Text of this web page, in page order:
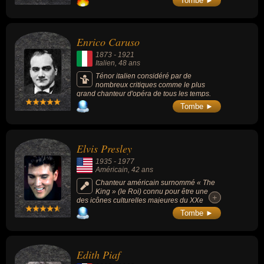
Enrico Caruso
1873 - 1921
Italien, 48 ans
Ténor italien considéré par de
nombreux critiques comme le plus
grand chanteur d'opéra de tous les temps.
Tombe ►
Elvis Presley
1935 - 1977
Américain , 42 ans
Chanteur américain surnommé « The
King » (le Roi) connu pour être une
des icônes culturelles majeures du XXe
siècle et l'un des musiciens les plus célèbres
et les plus influents du XXe siècle. Il a
illustré dans de nombreux genres (country,
blues, pop, rock, gospel). Son talent de
+
+
Tombe ►
Edith Piaf